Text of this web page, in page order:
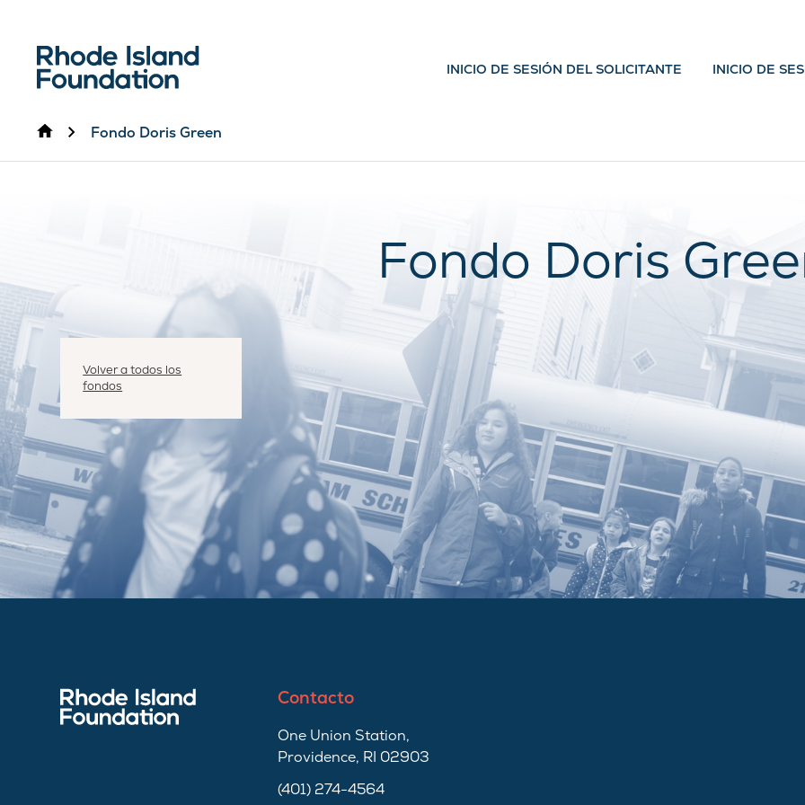
INICIO DE SESIÓN DEL SOLICITANTE INICIO DE
InicioFondo Doris Green
Fondo Doris
Volver a todos los
fondos
Contacto
One Union Station,
Providence, RI 02903
(401) 274-4564